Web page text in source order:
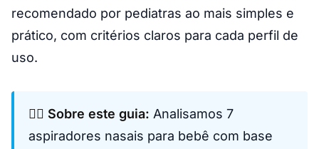
recomendado por pediatras ao mais simples e
prático, com critérios claros para cada perfil de
uso.
👩‍⚕️ Sobre este guia: Analisamos 7
aspiradores nasais para bebê com base